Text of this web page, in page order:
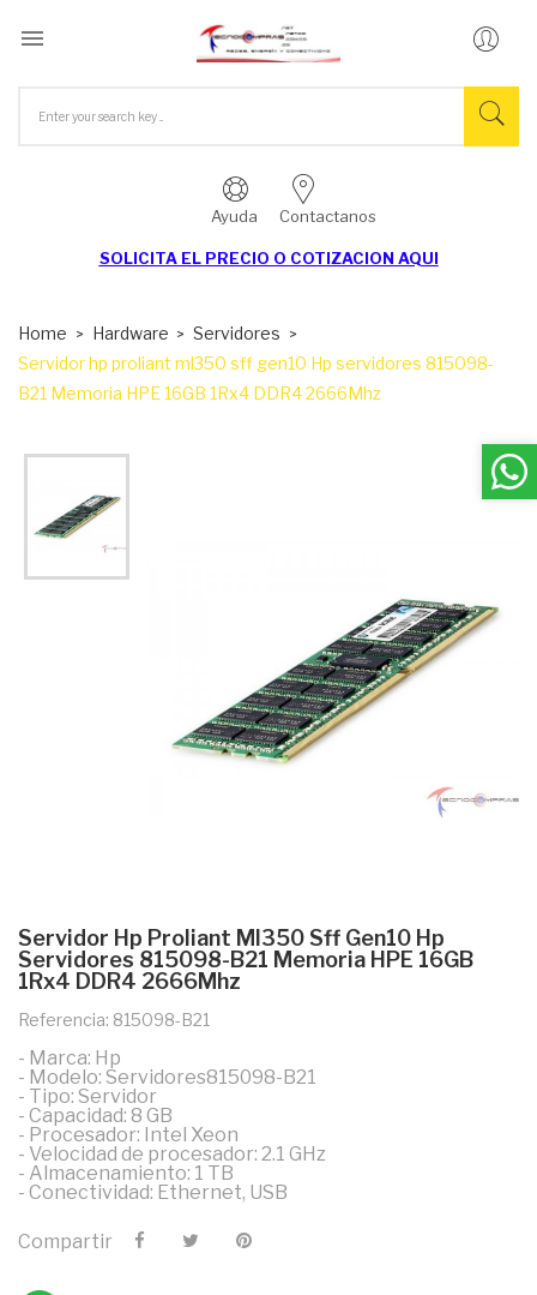

Ayuda Contactanos
SOLICITA EL PRECIO O COTIZACION AQUI
Home Hardware
Servidores
Servidor hp proliant ml350 sff gen10 Hp servidores 815098-
B21 Memoria HPE 16GB 1Rx4 DDR4 2666Mhz
Servidor Hp Proliant Ml350 Sff Gen10 Hp
Servidores 815098-B21 Memoria HPE 16GB
1Rx4 DDR4 2666Mhz
Referencia: 815098-B21
- Marca: Hp
- Modelo: Servidores815098-B21
- Tipo: Servidor
- Capacidad: 8 GB
- Procesador: Intel Xeon
- Velocidad de procesador: 2.1 GHz
- Almacenamiento: 1 TB
- Conectividad: Ethernet, USB
Compartir